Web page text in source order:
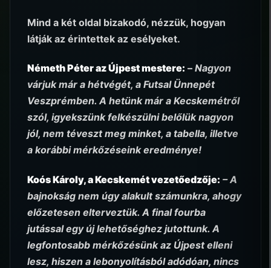
Mind a két oldal bizakodó, nézzük, hogyan
látják az érintettek az esélyeket.
Németh Péter az Újpest mestere: – Nagyon
várjuk már a hétvégét, a Futsal Ünnepét
Veszprémben. A hetünk már a Kecskemétről
szól, igyekszünk felkészülni belőlük nagyon
jól, nem téveszt meg minket, a tabella, illetve
a korábbi mérkőzéseink eredménye!
Koós Károly, a Kecskemét vezetőedzője: – A
bajnokság nem úgy alakult számunkra, ahogy
előzetesen elterveztük. A final fourba
jutással egy új lehetőséghez jutottunk. A
legfontosabb mérkőzésünk az Újpest elleni
lesz, hiszen a lebonyolításból adódóan, nincs